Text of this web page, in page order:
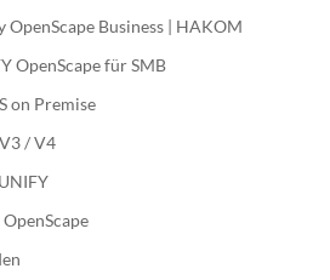
OpenScape Business | HAKOM
OpenScape für SMB
on Premise
/ V4